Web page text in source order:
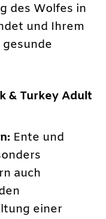
des Wolfes in
und Ihrem
& Turkey Adult
Ente und
auch
einer